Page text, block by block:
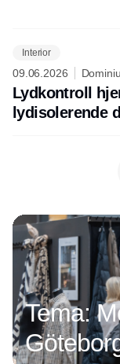
Interior
09.06.2026
Lydkontroll
lydisolerende
Tema: